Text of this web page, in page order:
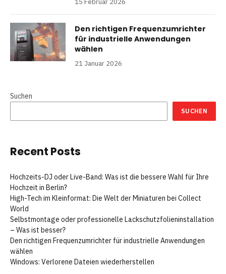
15 Februar 2026
Den richtigen Frequenzumrichter
für industrielle Anwendungen
wählen
21 Januar 2026
Suchen
SUCHEN
Recent Posts
Hochzeits-DJ oder Live-Band: Was ist die bessere Wahl für Ihre
Hochzeit in Berlin?
High-Tech im Kleinformat: Die Welt der Miniaturen bei Collect
World
Selbstmontage oder professionelle Lackschutzfolieninstallation
– Was ist besser?
Den richtigen Frequenzumrichter für industrielle Anwendungen
wählen
Windows: Verlorene Dateien wiederherstellen